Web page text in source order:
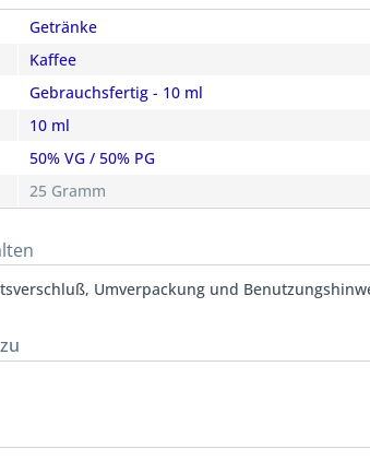
Getränke
Kaffee
Gebrauchsfertig - 10 ml
10 ml
50% VG / 50% PG
25 Gramm
Umverpackung und